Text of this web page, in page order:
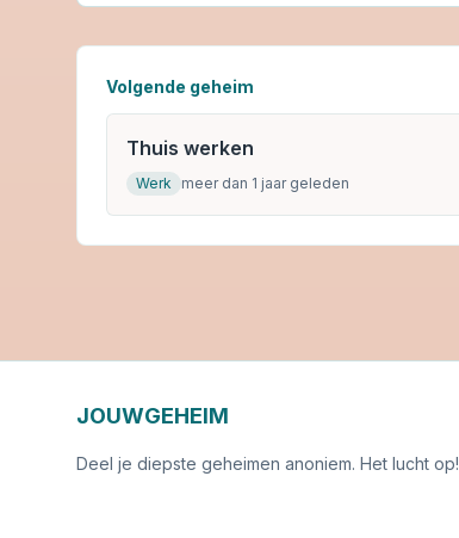
Volgende geheim
Thuis werken
Werk meer dan 1 jaar geleden
JOUWGEHEIM
Deel je diepste geheimen anoniem. Het lucht op!